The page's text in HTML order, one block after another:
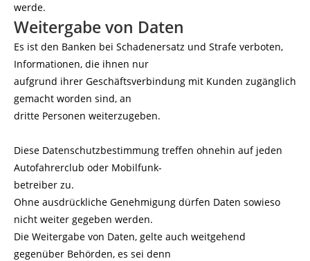
werde.
Weitergabe von Daten
Es ist den Banken bei Schadenersatz und Strafe verboten,
Informationen, die ihnen nur
aufgrund ihrer Geschäftsverbindung mit Kunden zugänglich
gemacht worden sind, an
dritte Personen weiterzugeben.
Diese Datenschutzbestimmung treffen ohnehin auf jeden
Autofahrerclub oder Mobilfunk-
betreiber zu.
Ohne ausdrückliche Genehmigung dürfen Daten sowieso
nicht weiter gegeben werden.
Die Weitergabe von Daten, gelte auch weitgehend
gegenüber Behörden, es sei denn